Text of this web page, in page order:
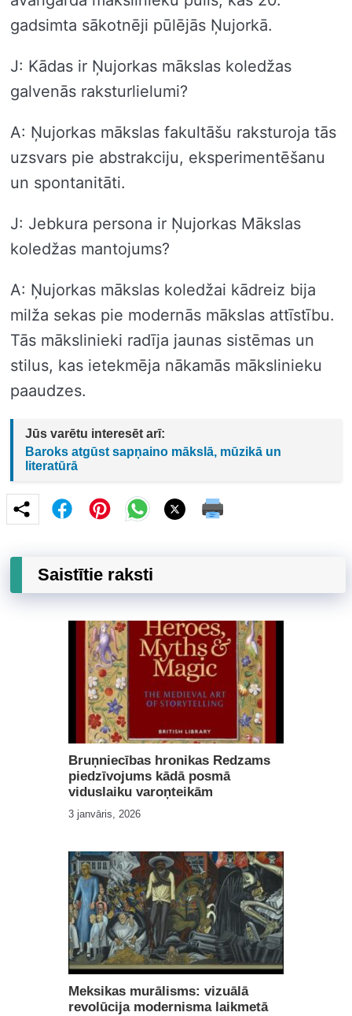
gadsimta sākotnēji pūlējās Ņujorkā.
J: Kādas ir Ņujorkas mākslas koledžas
galvenās raksturlielumi?
A: Ņujorkas mākslas fakultāšu raksturoja tās
uzsvars pie abstrakciju, eksperimentēšanu
un spontanitāti.
J: Jebkura persona ir Ņujorkas Mākslas
koledžas mantojums?
A: Ņujorkas mākslas koledžai kādreiz bija
milža sekas pie modernās mākslas attīstību.
Tās mākslinieki radīja jaunas sistēmas un
stilus, kas ietekmēja nākamās mākslinieku
paaudzes.
Jūs varētu interesēt arī:
Baroks atgūst sapņaino mākslā, mūzikā un
literatūrā
Saistītie raksti
Bruņniecības hronikas Redzams
piedzīvojums kādā posmā
viduslaiku varoņteikām
3 janvāris, 2026
Meksikas murālisms: vizuālā
revolūcija modernisma laikmetā